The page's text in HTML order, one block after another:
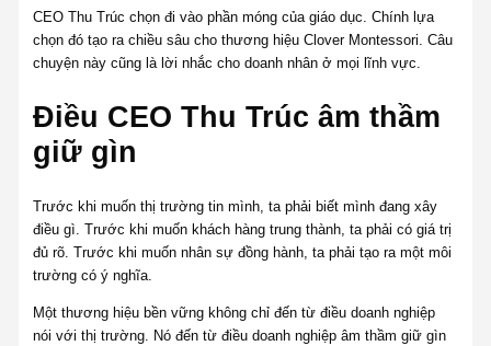
CEO Thu Trúc chọn đi vào phần móng của giáo dục. Chính lựa
chọn đó tạo ra chiều sâu cho thương hiệu Clover Montessori. Câu
chuyện này cũng là lời nhắc cho doanh nhân ở mọi lĩnh vực.
Điều CEO Thu Trúc âm thầm
giữ gìn
Trước khi muốn thị trường tin mình, ta phải biết mình đang xây
điều gì. Trước khi muốn khách hàng trung thành, ta phải có giá trị
đủ rõ. Trước khi muốn nhân sự đồng hành, ta phải tạo ra một môi
trường có ý nghĩa.
Một thương hiệu bền vững không chỉ đến từ điều doanh nghiệp
nói với thị trường. Nó đến từ điều doanh nghiệp âm thầm giữ gìn